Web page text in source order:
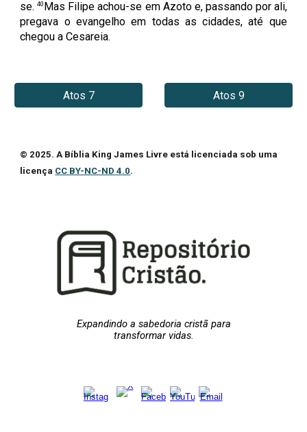
se.40Mas Filipe achou-se em Azoto e, passando por ali,
pregava o evangelho em todas as cidades, até que
chegou a Cesareia.
Atos 7 Atos 9
© 2025. A Bíblia King James Livre está licenciada sob uma
licença CC BY-NC-ND 4.0.
Expandindo a sabedoria cristã para
transformar vidas.